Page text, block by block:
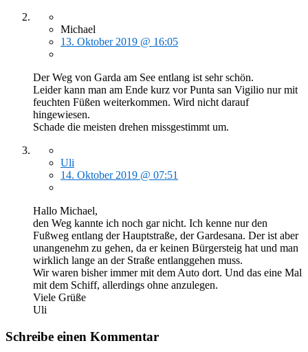
Michael
13. Oktober 2019 @ 16:05
Der Weg von Garda am See entlang ist sehr schön.
Leider kann man am Ende kurz vor Punta san Vigilio nur mit
feuchten Füßen weiterkommen. Wird nicht darauf
hingewiesen.
Schade die meisten drehen missgestimmt um.
Uli
14. Oktober 2019 @ 07:51
Hallo Michael,
den Weg kannte ich noch gar nicht. Ich kenne nur den
Fußweg entlang der Hauptstraße, der Gardesana. Der ist aber
unangenehm zu gehen, da er keinen Bürgersteig hat und man
wirklich lange an der Straße entlanggehen muss.
Wir waren bisher immer mit dem Auto dort. Und das eine Mal
mit dem Schiff, allerdings ohne anzulegen.
Viele Grüße
Uli
Schreibe einen Kommentar